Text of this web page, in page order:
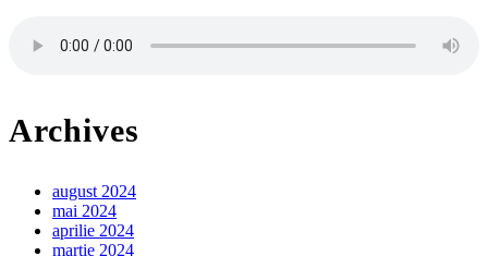
Archives
august 2024
mai 2024
aprilie 2024
martie 2024